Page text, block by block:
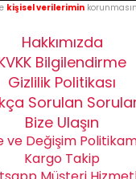
kişisel verilerimin
Hakkımızda
Bilgilendirme
Gizlilik Politikası
Sorulan
Bize Ulaşın
ve Değişim
Kargo Takip